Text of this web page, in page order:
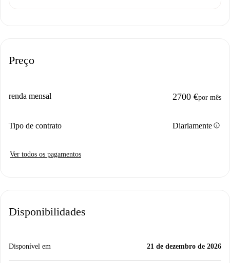
Preço
renda mensal 2700 €por mês
Tipo de contrato Diariamenteinfo
Ver todos os pagamentos
Disponibilidades
Disponível em 21 de dezembro de 2026